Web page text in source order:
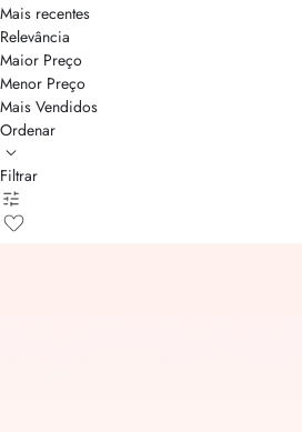
Mais recentes
Relevância
Maior Preço
Menor Preço
Mais Vendidos
Ordenar
Filtrar